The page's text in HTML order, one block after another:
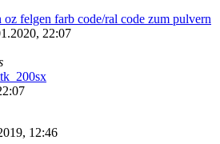
felgen farb code/ral code zum pulvern
22:07
12:46